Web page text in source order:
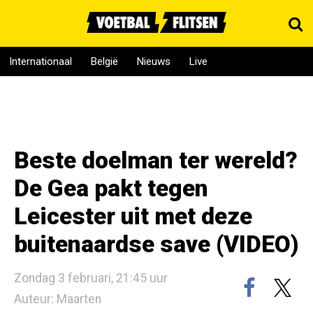
Internationaal België Nieuws Live
Beste doelman ter wereld?
De Gea pakt tegen
Leicester uit met deze
buitenaardse save (VIDEO)
Zondag 3 februari, 21:45 uur
Auteur: Maarten